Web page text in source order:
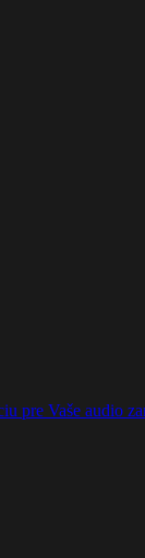
pre Vaše audio